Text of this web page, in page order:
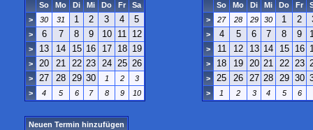
So Mo Di Mi Do Fr
Sa
>
30 31 1 2 3 4 5
> 6 7 8 9 10 11 12
> 13 14 15 16 17 18 19
> 20 21 22 23 24 25 26
> 27 28 29 30 1 2
3
>
4 5 6 7 8 9 10
So Mo Di Mi Do Fr
>
27 28 29 30 1 2
> 4 5 6 7 8 9
> 11 12 13 14 15 16
> 18 19 20 21 22 23
> 25 26 27 28 29 30
> 1 2 3 4 5 6
Neuen Termin hinzufügen